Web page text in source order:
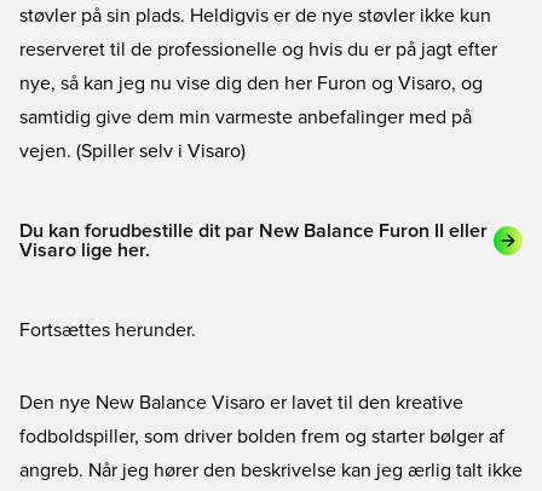
støvler på sin plads. Heldigvis er de nye støvler ikke kun
reserveret til de professionelle og hvis du er på jagt efter
nye, så kan jeg nu vise dig den her Furon og Visaro, og
samtidig give dem min varmeste anbefalinger med på
vejen. (Spiller selv i Visaro)
Du kan forudbestille dit par New Balance Furon II eller
Visaro lige her.
Fortsættes herunder.
Den nye New Balance Visaro er lavet til den kreative
fodboldspiller, som driver bolden frem og starter bølger af
angreb. Når jeg hører den beskrivelse kan jeg ærlig talt ikke